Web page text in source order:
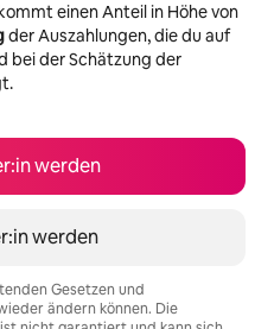
einen Anteil in Höhe von
der Auszahlungen, die du auf
bei der Schätzung der
werden
werden
Gesetzen und
ändern können. Die